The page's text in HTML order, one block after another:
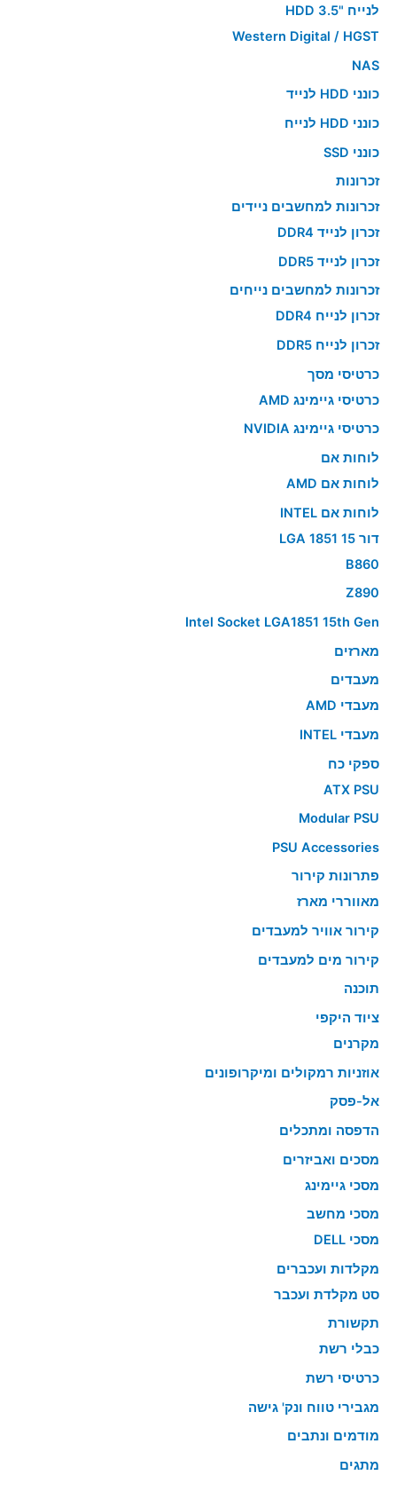
לנייח "HDD 3.5
Western Digital / HGST
NAS
כונני HDD לנייד
כונני HDD לנייח
כונני SSD
זכרונות
זכרונות למחשבים ניידים
זכרון לנייד DDR4
זכרון לנייד DDR5
זכרונות למחשבים נייחים
זכרון לנייח DDR4
זכרון לנייח DDR5
כרטיסי מסך
כרטיסי גיימינג AMD
כרטיסי גיימינג NVIDIA
לוחות אם
לוחות אם AMD
לוחות אם INTEL
דור 15 LGA 1851
B860
Z890
Intel Socket LGA1851 15th Gen
מארזים
מעבדים
מעבדי AMD
מעבדי INTEL
ספקי כח
ATX PSU
Modular PSU
PSU Accessories
פתרונות קירור
מאווררי מארז
קירור אוויר למעבדים
קירור מים למעבדים
תוכנה
ציוד היקפי
מקרנים
אוזניות רמקולים ומיקרופונים
אל-פסק
הדפסה ומתכלים
מסכים ואביזרים
מסכי גיימינג
מסכי מחשב
מסכי DELL
מקלדות ועכברים
סט מקלדת ועכבר
תקשורת
כבלי רשת
כרטיסי רשת
מגבירי טווח ונק' גישה
מודמים ונתבים
מתגים